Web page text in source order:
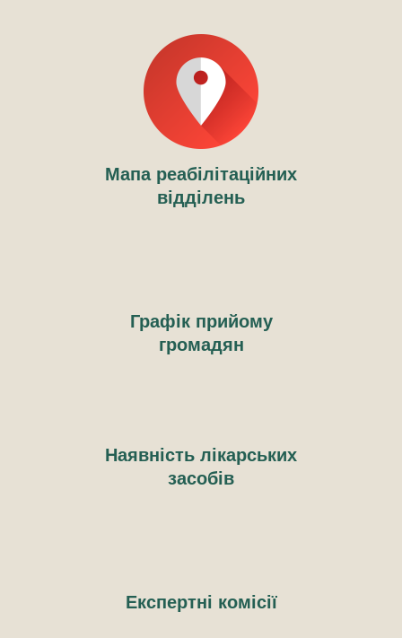
Мапа реабілітаційних
відділень
Графік прийому
громадян
Наявність лікарських
засобів
Експертні комісії